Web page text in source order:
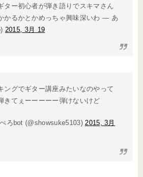
ター初心者が弾き語りでスキマさん
かるかとかめっちゃ興味深いわ — あ
2015, 3月 19
ングでギター講座みたいなのやって
きてぇーーーーー弾けないけど
ろbot (@showsuke5103)2015, 3月